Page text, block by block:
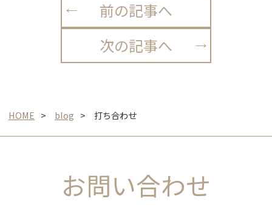
前の記事へ
次の記事へ
HOME blog 打ち合わせ
お問い合わせ